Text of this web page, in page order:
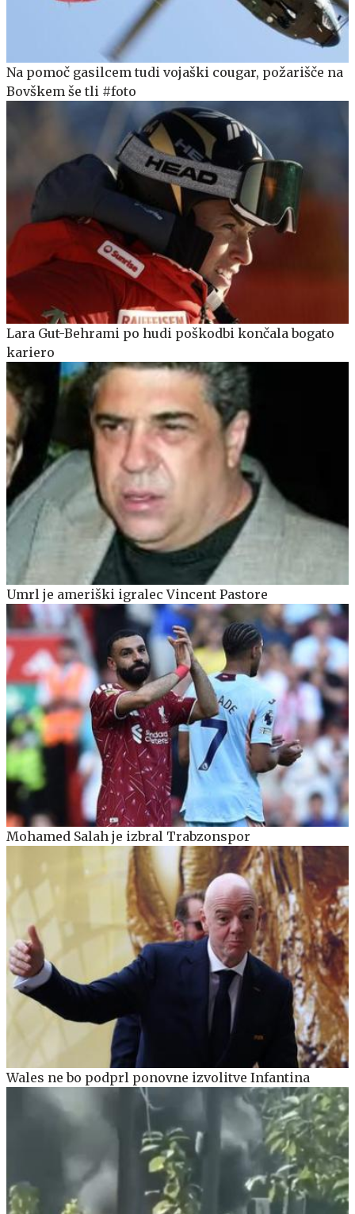
Na pomoč gasilcem tudi vojaški cougar, požarišče na
Bovškem še tli #foto
Lara Gut-Behrami po hudi poškodbi končala bogato
kariero
Umrl je ameriški igralec Vincent Pastore
Mohamed Salah je izbral Trabzonspor
Wales ne bo podprl ponovne izvolitve Infantina